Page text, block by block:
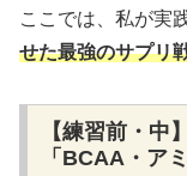
ここでは、私が実
せた最強のサプリ
【練習前・中
「BCAA・ア